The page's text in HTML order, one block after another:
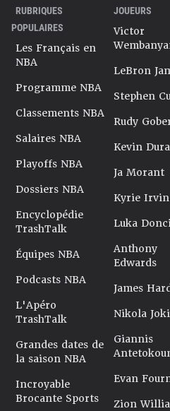
RUBRIQUES
POPULAIRES
Les Français en
NBA
Programme NBA
Classements NBA
Salaires NBA
Playoffs NBA
Dossiers NBA
Encyclopédie
TrashTalk
Équipes NBA
Podcasts NBA
L'Apéro
TrashTalk
Grandes dates de
la saison NBA
Incroyable
Brocante Sports
JOUEURS
Victor
LeBron
Stephen
Rudy
Kevin
Ja Morant
Kyrie
Luka
Anthony
Edwards
James
Nikola
Giannis
Evan
Zion